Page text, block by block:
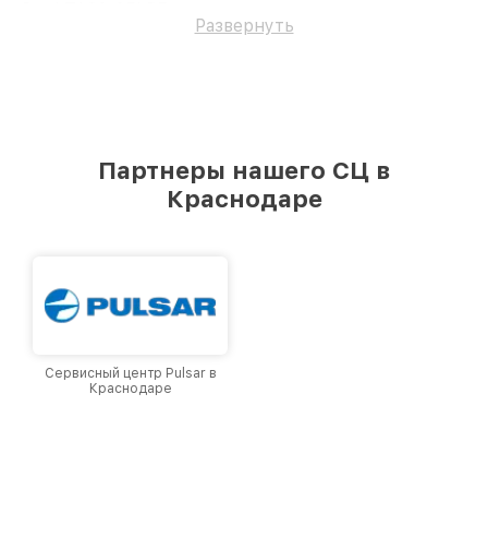
Развернуть
Партнеры нашего СЦ в
Краснодаре
Сервисный центр Pulsar в
Краснодаре